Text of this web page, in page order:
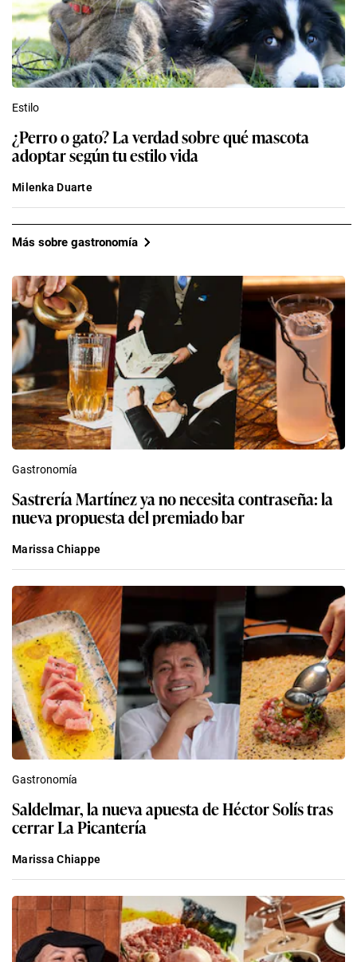
Estilo
¿Perro o gato? La verdad sobre qué mascota
adoptar según tu estilo vida
Milenka Duarte
Más sobre gastronomía
Gastronomía
Sastrería Martínez ya no necesita contraseña: la
nueva propuesta del premiado bar
Marissa Chiappe
Gastronomía
Saldelmar, la nueva apuesta de Héctor Solís tras
cerrar La Picantería
Marissa Chiappe